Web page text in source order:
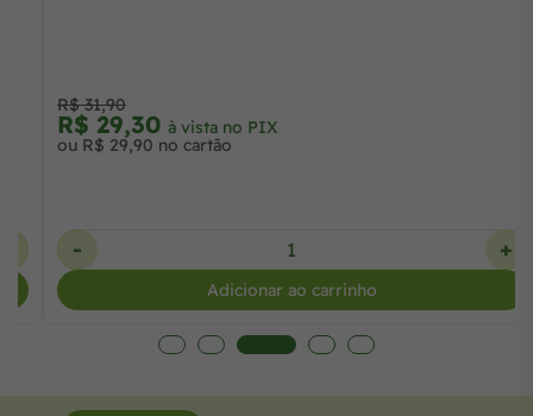
R$ 31,90
R$ 29,30à vista no PIX
ou R$ 29,90 no cartão
+
Adicionar ao carrinho